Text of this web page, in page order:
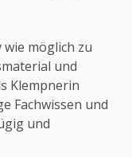
möglich zu
und
Klempnerin
Fachwissen und
und